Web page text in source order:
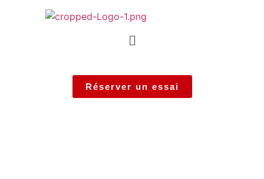
Réserver un essai